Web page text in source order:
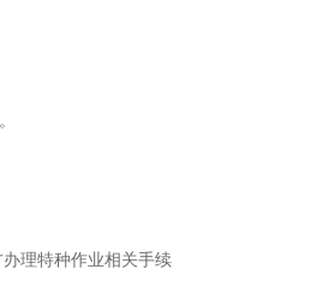
办理特种作业相关手续